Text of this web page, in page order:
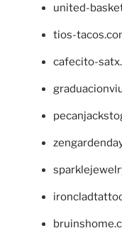
united-
tios-
cafecito-